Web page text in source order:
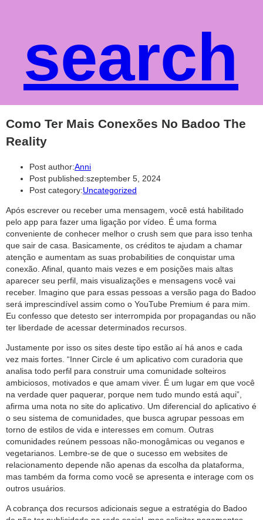
search
Como Ter Mais Conexões No Badoo The
Reality
Post author:Anni
Post published:szeptember 5, 2024
Post category:Uncategorized
Após escrever ou receber uma mensagem, você está habilitado
pelo app para fazer uma ligação por vídeo. É uma forma
conveniente de conhecer melhor o crush sem que para isso tenha
que sair de casa. Basicamente, os créditos te ajudam a chamar
atenção e aumentam as suas probabilities de conquistar uma
conexão. Afinal, quanto mais vezes e em posições mais altas
aparecer seu perfil, mais visualizações e mensagens você vai
receber. Imagino que para essas pessoas a versão paga do Badoo
será imprescindível assim como o YouTube Premium é para mim.
Eu confesso que detesto ser interrompida por propagandas ou não
ter liberdade de acessar determinados recursos.
Justamente por isso os sites deste tipo estão aí há anos e cada
vez mais fortes. “Inner Circle é um aplicativo com curadoria que
analisa todo perfil para construir uma comunidade solteiros
ambiciosos, motivados e que amam viver. É um lugar em que você
na verdade quer paquerar, porque nem tudo mundo está aqui”,
afirma uma nota no site do aplicativo. Um diferencial do aplicativo é
o seu sistema de comunidades, que busca agrupar pessoas em
torno de estilos de vida e interesses em comum. Outras
comunidades reúnem pessoas não-monogâmicas ou veganos e
vegetarianos. Lembre-se de que o sucesso em websites de
relacionamento depende não apenas da escolha da plataforma,
mas também da forma como você se apresenta e interage com os
outros usuários.
A cobrança dos recursos adicionais segue a estratégia do Badoo